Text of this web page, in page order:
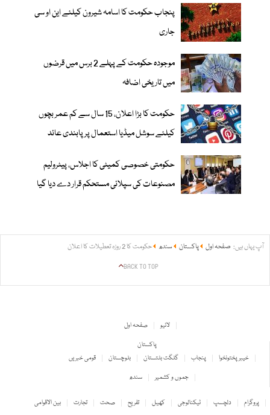
پنجاب حکومت کا اسامہ شیرون کیلئے این او سی
جاری
موجودہ حکومت کے پہلے 2 برس میں قرضوں
میں تاریخی اضافہ
حکومت کا بڑا اعلان، 15 سال سے کم عمر بچوں
کیلئے سوشل میڈیا استعمال پر پابندی عائد
حکومتی خصوصی کمیٹی کا اجلاس، پیٹرولیم
مصنوعات کی سپلائی مستحکم قرار دے دیا گیا
آپ یہاں ہیں: صفحہ اول پاکستان سندھ حکومت کا 2 روزہ تعطیلات کا اعلان
BACK TO TOP
صفحہ اول
لائیو
پاکستان
قومی خبریں
بلوچستان گلگت بلتستان پنجاب
خیبر پختونخوا
سندھ
جموں و کشمیر
بین الاقوامی تجارت صحت تفریح کھیل ٹیکنالوجی دلچسپ پروگرام